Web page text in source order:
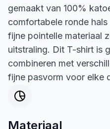
gemaakt van 100%
comfortabele ronde
fijne pointelle materiaal
uitstraling. Dit T-shirt is
combineren met
fijne pasvorm voor elke
Materiaal